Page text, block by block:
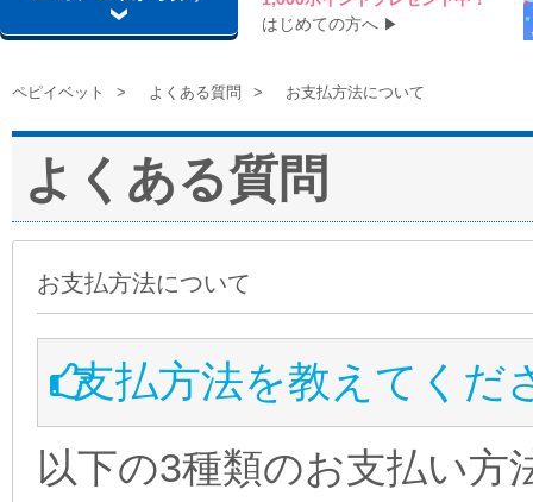
はじめての方へ ▶
ペピイベット よくある質問 お支払方法について
よくある質問
お支払方法について
支払方法を教えてくだ
以下の3種類のお支払い方